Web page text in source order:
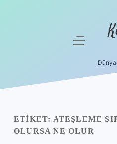
Yasal Uyarı
menüyü
ETIKET: ATEŞLEME
OLURSA NE OLUR